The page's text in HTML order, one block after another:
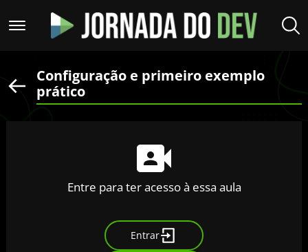
Configuração e primeiro exemplo
prático
Entre para ter acesso à essa aula
Entrar